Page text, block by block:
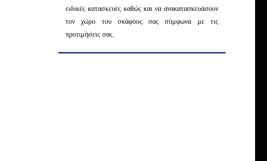
ειδικές κατασκευές καθώς και να ανακατασκευάσουν
τον χώρο του σκάφους σας σύμφωνα με τις
προτιμήσεις σας.